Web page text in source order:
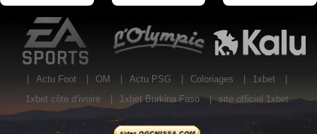
EA Sports
Actu Foot OM Actu PSG Coloriages 1xbet
1xbet côte d’ivoire
1xbet Burkina Faso | site officiel 1xbet